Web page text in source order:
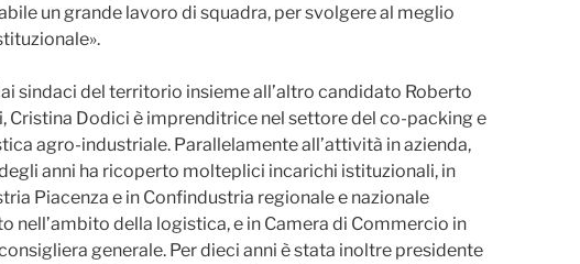
un grande lavoro di squadra, per svolgere al meglio
sindaci del territorio insieme all’altro candidato Roberto
Cristina Dodici è imprenditrice nel settore del co-packing e
agro-industriale. Parallelamente all’attività in azienda,
anni ha ricoperto molteplici incarichi istituzionali, in
Piacenza e in Confindustria regionale e nazionale
nell’ambito della logistica, e in Camera di Commercio in
generale. Per dieci anni è stata inoltre presidente